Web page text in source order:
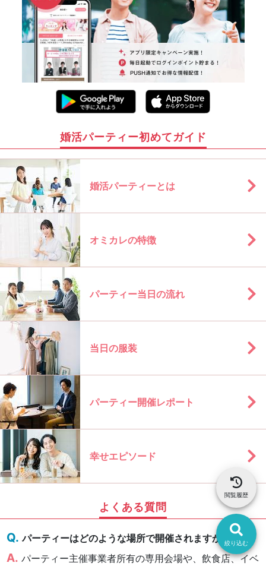
絞り込む
閲覧履歴
婚活パーティー初めてガイド
婚活パーティーとは
オミカレの特徴
パーティー当日の流れ
当日の服装
パーティー開催レポート
幸せエピソード
よくある質問
パーティーはどのような場所で開催されますか？
パーティー主催事業者所有の専用会場や、飲食店、イベ